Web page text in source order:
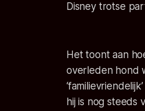
Disney trotse
Het toont aan
overleden hond
hij is nog steeds